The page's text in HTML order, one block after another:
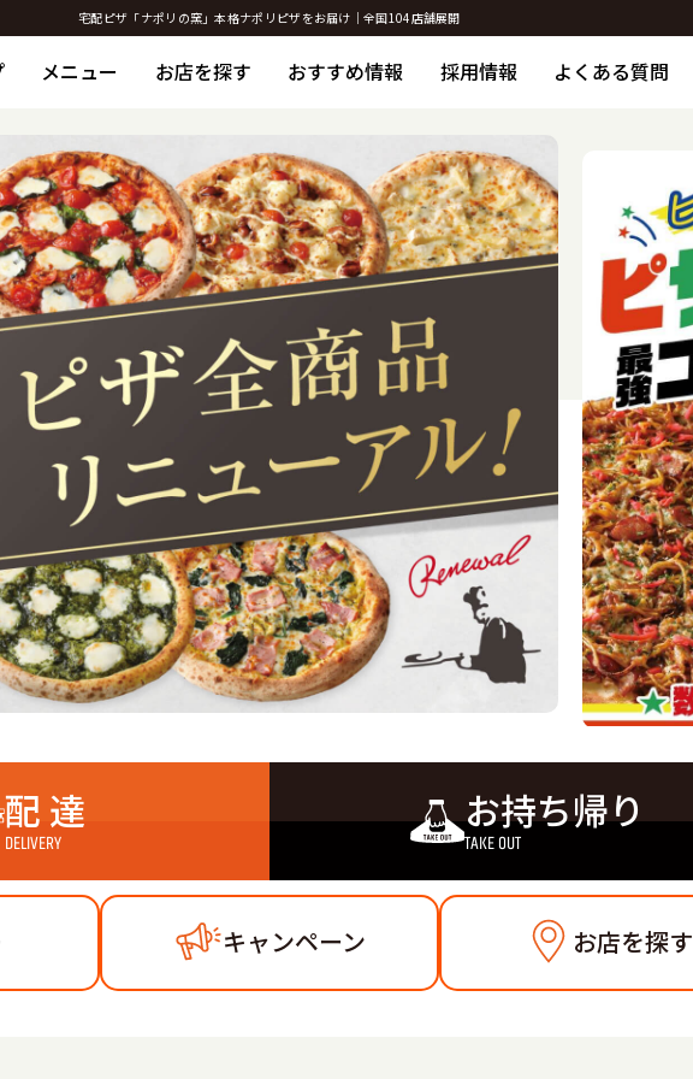
宅配ピザ「ナポリの窯」本格ナポリピザをお届け｜全国104店舗展開
メニュー お店を探す おすすめ情報 採用情報 よくある質問
配 達
DELIVERY
お持ち帰り
TAKE OUT
キャンペーン お店を探す